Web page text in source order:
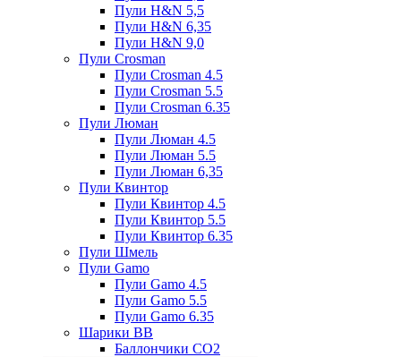
Пули H&N 5,5
Пули H&N 6,35
Пули H&N 9,0
Пули Crosman
Пули Crosman 4.5
Пули Crosman 5.5
Пули Crosman 6.35
Пули Люман
Пули Люман 4.5
Пули Люман 5.5
Пули Люман 6,35
Пули Квинтор
Пули Квинтор 4.5
Пули Квинтор 5.5
Пули Квинтор 6.35
Пули Шмель
Пули Gamo
Пули Gamo 4.5
Пули Gamo 5.5
Пули Gamo 6.35
Шарики BB
Баллончики CO2